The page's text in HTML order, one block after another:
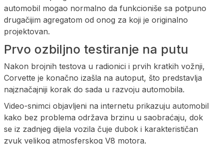
automobil mogao normalno da funkcioniše sa potpuno
drugačijim agregatom od onog za koji je originalno
projektovan.
Prvo ozbiljno testiranje na putu
Nakon brojnih testova u radionici i prvih kratkih vožnji,
Corvette je konačno izašla na autoput, što predstavlja
najznačajniji korak do sada u razvoju automobila.
Video-snimci objavljeni na internetu prikazuju automobil
kako bez problema održava brzinu u saobraćaju, dok
se iz zadnjeg dijela vozila čuje dubok i karakterističan
zvuk velikog atmosferskog V8 motora.